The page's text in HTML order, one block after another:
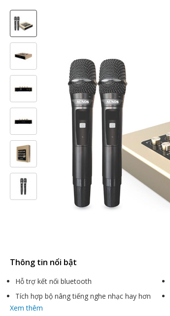
Thông tin nổi bật
Hỗ trợ kết nối bluetooth
Tích hợp bộ nâng tiếng nghe nhạc hay hơn
Xem thêm